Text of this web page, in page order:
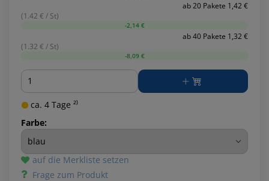
ab 20 Pakete 1,42 €
(1.42 € / St)
-2,14 €
ab 40 Pakete 1,32 €
(1.32 € / St)
-8,09 €
Menge
ca. 4 Tage ²⁾
Farbe:
auf die Merkliste setzen
Frage zum Produkt